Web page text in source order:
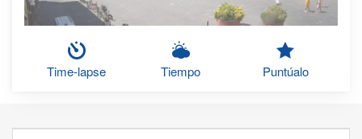
Time-lapse Tiempo Puntúalo